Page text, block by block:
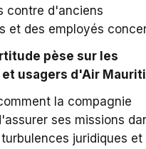
contre d'anciens
et des employés
pèse sur les
usagers d'Air
la compagnie
ses missions
juridiques et